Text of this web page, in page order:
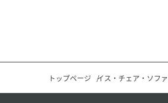
トップページ イス・チェア・ソファ